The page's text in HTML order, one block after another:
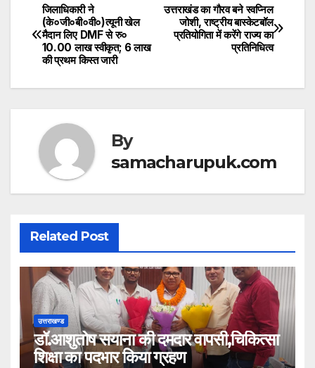
at
s
A
p
c
e
b
o
k
itt
er
Post
navigation
उत्तराखंड का गौरव बने स्वप्निल
जोशी, राष्ट्रीय बास्केटबॉल
प्रतियोगिता में करेंगे राज्य का
प्रतिनिधित्व
जिलाधिकारी ने
(के०जी०बी०वी०)त्यूनी खेल
मैदान लिए DMF से रु०
10.00 लाख स्वीकृत; 6 लाख
की प्रथम किस्त जारी
By
samacharupuk.com
Related Post
उत्तराखण्ड
डॉ.आशुतोष सयाना की दमदार वापसी,चिकित्सा
शिक्षा का पदभार किया ग्रहण